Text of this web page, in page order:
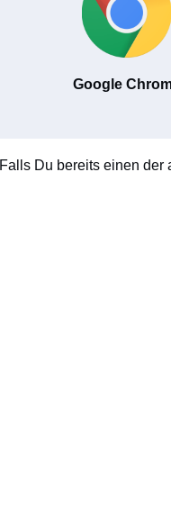
Google
Falls Du bereits einen der